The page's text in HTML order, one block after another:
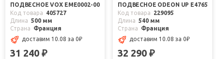
ПОДВЕСНОЕ VOX EME0002-00
Код товара
405727
Длина 500 мм
Страна
Франция
доставим 10.08 за 0₽
31 240 ₽
ПОДВЕСНОЕ ODEON UP E4765
Код товара
229095
Длина 540 мм
Страна
Франция
доставим 10.08 за 0₽
32 290 ₽